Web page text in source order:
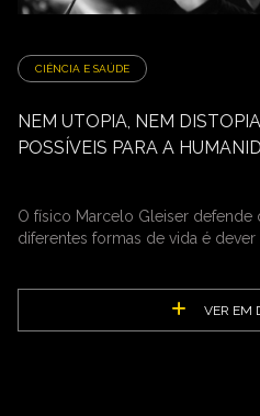
CIÊNCIA E SAÚDE
NEM UTOPIA, NEM
POSSÍVEIS PARA A
O físico Marcelo Gleiser defende
diferentes formas de vida é
VER EM